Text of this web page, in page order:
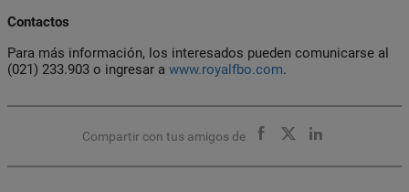
Contactos
Para más información, los interesados pueden comunicarse al
(021) 233.903 o ingresar a www.royalfbo.com.
Compartir con tus amigos de